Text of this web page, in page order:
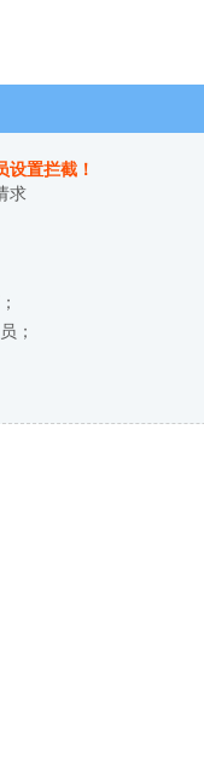
设置拦截！
求
；